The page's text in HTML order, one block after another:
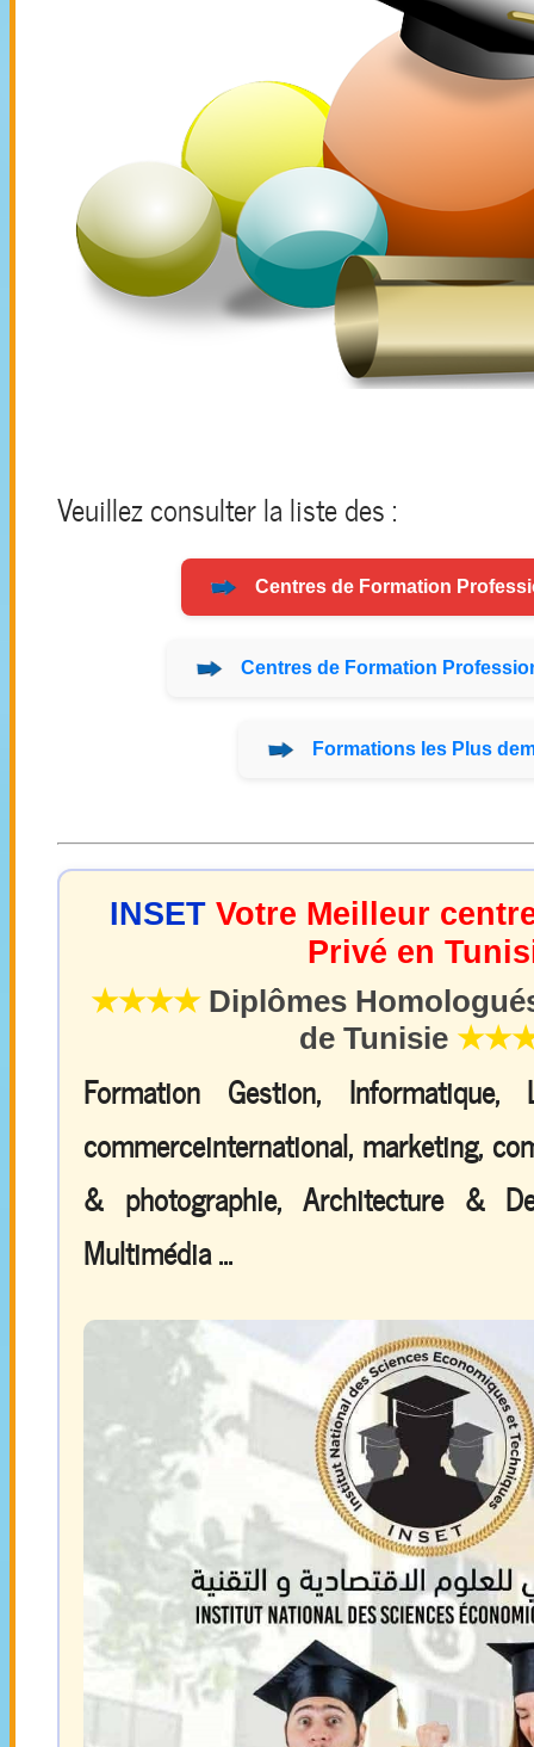
Veuillez consulter la liste des :
Centres de Formation
Centres de Formation
Formations les Plus
INSET Votre Meilleur
Privé en
★★★★Diplômes
de Tunisie
Formation Gestion, Informatique,
commerceinternational, marketing,
& photographie, Architecture &
Multimédia ...